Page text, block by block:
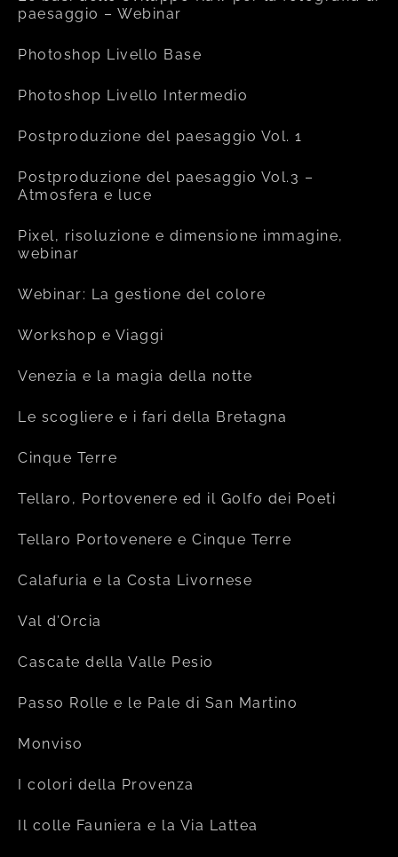
paesaggio – Webinar
Photoshop Livello Base
Photoshop Livello Intermedio
Postproduzione del paesaggio Vol. 1
Postproduzione del paesaggio Vol.3 –
Atmosfera e luce
Pixel, risoluzione e dimensione immagine,
webinar
Webinar: La gestione del colore
Workshop e Viaggi
Venezia e la magia della notte
Le scogliere e i fari della Bretagna
Cinque Terre
Tellaro, Portovenere ed il Golfo dei Poeti
Tellaro Portovenere e Cinque Terre
Calafuria e la Costa Livornese
Val d’Orcia
Cascate della Valle Pesio
Passo Rolle e le Pale di San Martino
Monviso
I colori della Provenza
Il colle Fauniera e la Via Lattea